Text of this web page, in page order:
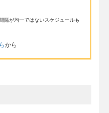
隔が均一ではないスケジュールも
から